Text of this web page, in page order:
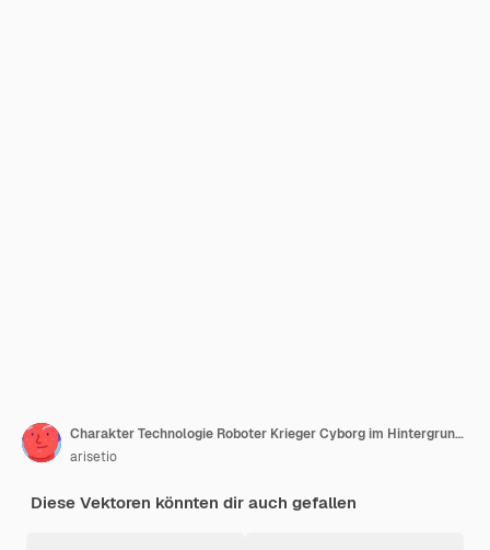
Charakter Technologie Roboter Krieger Cyborg im Hintergrund Perfekt für Maskottchen TShirt Design Aufkleber
arisetio
Diese Vektoren könnten dir auch gefallen